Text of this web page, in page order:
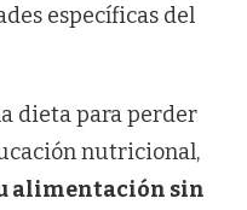
específicas del
dieta para perder
nutricional,
alimentación sin